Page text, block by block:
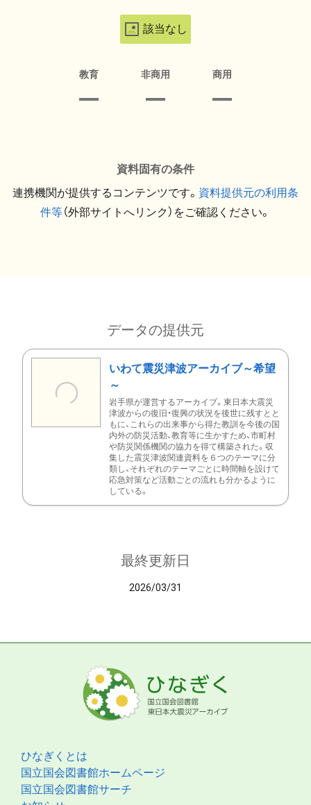
該当なし
教育 非商用 商用
資料固有の条件
連携機関が提供するコンテンツです。 資料提供元の利用条
件等（外部サイトへリンク）をご確認ください。
データの提供元
いわて震災津波アーカイブ～希望
～
岩手県が運営するアーカイブ。東日本大震災
津波からの復旧・復興の状況を後世に残すとと
もに、これらの出来事から得た教訓を今後の国
内外の防災活動、教育等に生かすため、市町村
や防災関係機関の協力を得て構築された。収
集した震災津波関連資料を６つのテーマに分
類し、それぞれのテーマごとに時間軸を設けて
応急対策など活動ごとの流れも分かるように
している。
最終更新日
2026/03/31
ひなぎくとは
国立国会図書館ホームページ
国立国会図書館サーチ